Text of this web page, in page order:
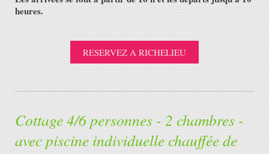
heures.
RESERVEZ A RICHELIEU
Cottage 4/6 personnes - 2 chambres -
avec piscine individuelle chauffée de